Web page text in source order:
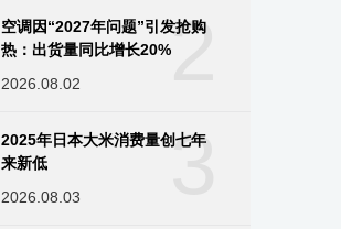
2
空调因“2027年问题”引发抢购
热：出货量同比增长20%
2026.08.02
3
2025年日本大米消费量创七年
来新低
2026.08.03